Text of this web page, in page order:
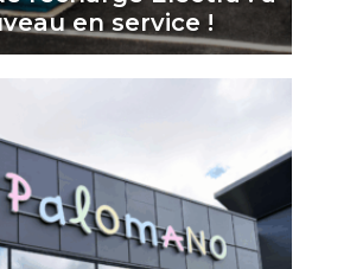
en service !